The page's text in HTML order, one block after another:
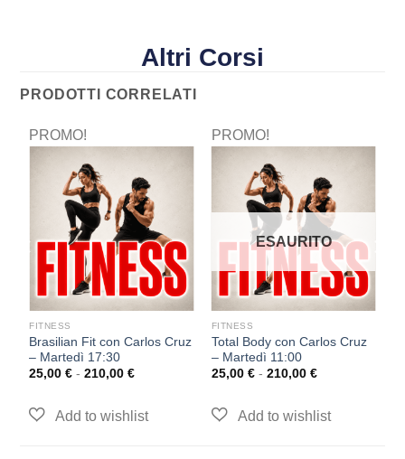
Altri Corsi
PRODOTTI CORRELATI
PROMO!
FITNESS
Brasilian Fit con Carlos Cruz
– Martedì 17:30
25,00€ - 210,00€
PROMO!
ESAURITO
FITNESS
Total Body con Carlos Cruz
– Martedì 11:00
25,00 € - 210,00 €